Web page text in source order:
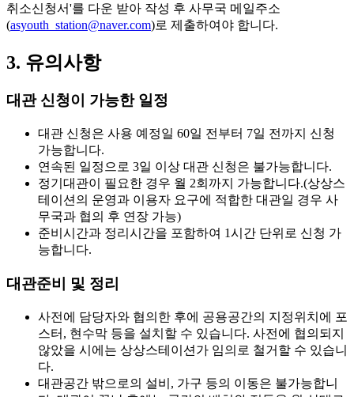
취소신청서'를 다운 받아 작성 후 사무국 메일주소
(asyouth_station@naver.com)로 제출하여야 합니다.
3. 유의사항
대관 신청이 가능한 일정
대관 신청은 사용 예정일 60일 전부터 7일 전까지
신청
가능합니다.
연속된 일정으로 3일 이상 대관 신청은 불가능합니다.
정기대관이 필요한 경우 월 2회까지
가능합니다.(상상스
테이션의 운영과 이용자 요구에 적합한 대관일 경우 사
무국과 협의 후 연장 가능)
준비시간과 정리시간을 포함하여 1시간 단위 로 신청 가
능합니다.
대관준비 및 정리
사전에 담당자와 협의한 후에 공용공간의 지정위치에 포
스터, 현수막 등을 설치할 수 있습니다. 사전에 협의되지
않았을 시에는 상상스테이션가 임의로 철거할 수 있습니
다.
대관공간 밖으로의 설비, 가구 등의 이동은 불가능합니